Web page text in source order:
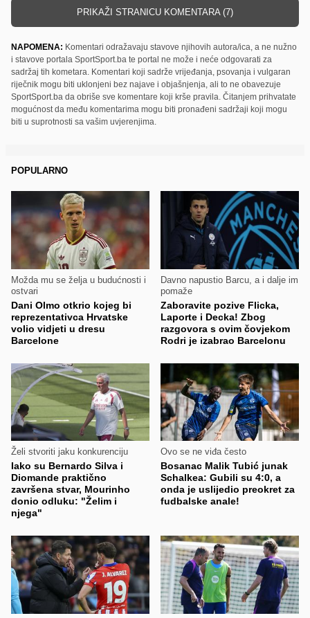
PRIKAŽI STRANICU KOMENTARA (7)
NAPOMENA: Komentari odražavaju stavove njihovih autora/ica, a ne nužno
i stavove portala SportSport.ba te portal ne može i neće odgovarati za
sadržaj tih kometara. Komentari koji sadrže vrijeđanja, psovanja i vulgaran
riječnik mogu biti uklonjeni bez najave i objašnjenja, ali to ne obavezuje
SportSport.ba da obriše sve komentare koji krše pravila. Čitanjem prihvatate
mogućnost da među komentarima mogu biti pronađeni sadržaji koji mogu
biti u suprotnosti sa vašim uvjerenjima.
POPULARNO
Možda mu se želja u budućnosti i
ostvari
Dani Olmo otkrio kojeg bi
reprezentativca Hrvatske
volio vidjeti u dresu
Barcelone
Davno napustio Barcu, a i dalje im
pomaže
Zaboravite pozive Flicka,
Laporte i Decka! Zbog
razgovora s ovim čovjekom
Rodri je izabrao Barcelonu
Želi stvoriti jaku konkurenciju
Iako su Bernardo Silva i
Diomande praktično
završena stvar, Mourinho
donio odluku: "Želim i
njega"
Ovo se ne viđa često
Bosanac Malik Tubić junak
Schalkea: Gubili su 4:0, a
onda je uslijedio preokret za
fudbalske anale!